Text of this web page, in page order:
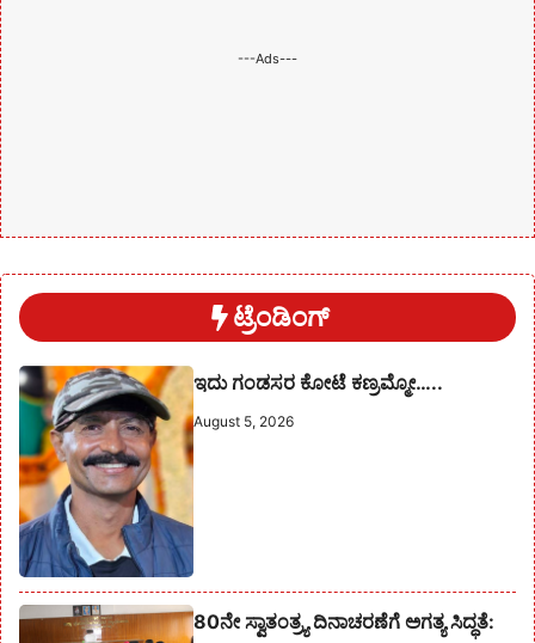
---Ads---
ಟ್ರೆಂಡಿಂಗ್
ಇದು ಗಂಡಸರ ಕೋಟೆ ಕಣ್ರಮ್ಮೋ…..
August 5, 2026
80ನೇ ಸ್ವಾತಂತ್ರ್ಯ ದಿನಾಚರಣೆಗೆ ಅಗತ್ಯ ಸಿದ್ಧತೆ: